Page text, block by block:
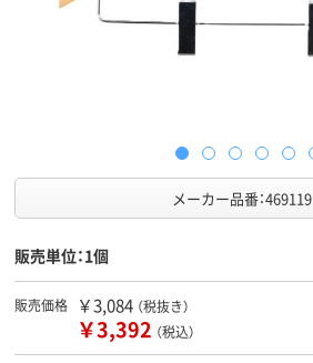
メーカー品番：469119
販売単位：1個
販売価格 ￥3,084 （税抜き）
￥3,392 （税込）